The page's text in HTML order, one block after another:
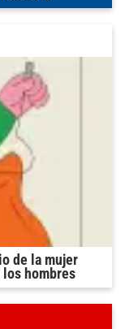
de la mujer
los hombres